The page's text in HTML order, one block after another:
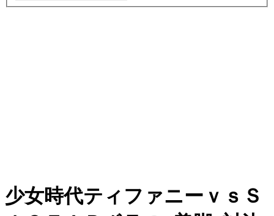
少女時代ティファニーｖｓＳ